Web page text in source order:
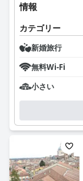
情報
カテゴリー
新婚旅行
無料Wi-Fi
小さい